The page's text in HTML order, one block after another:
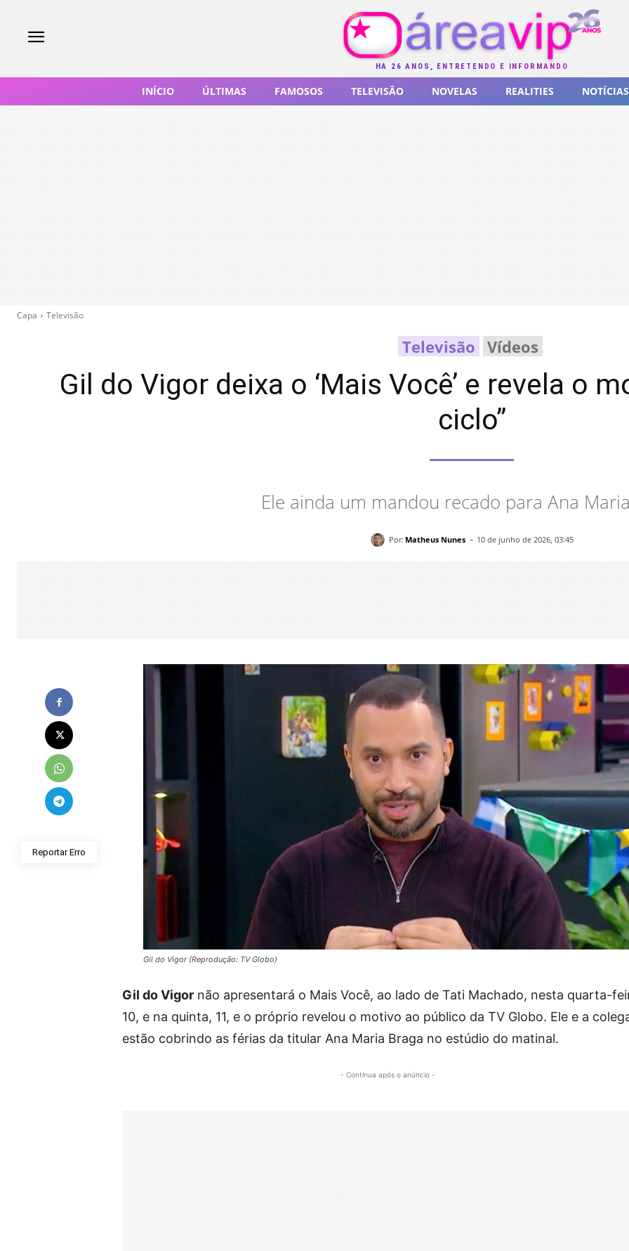
HÁ 26 ANOS, ENTRETENDO E INFORMANDO
INÍCIO ÚLTIMAS FAMOSOS TELEVISÃO NOVELAS REALITIES NOTÍCIAS
Capa Televisão
Televisão Vídeos
Gil do Vigor deixa o ‘Mais Você’ e revela o
ciclo”
Ele ainda um mandou recado para Ana
Por: Matheus Nunes - 10 de junho de 2026, 03:45
Reportar Erro
Gil do Vigor (Reprodução: TV Globo)
Gil do Vigor não apresentará o Mais Você, ao lado de Tati Machado, nesta quarta-
10, e na quinta, 11, e o próprio revelou o motivo ao público da TV Globo. Ele e a
estão cobrindo as férias da titular Ana Maria Braga no estúdio do matinal.
- Continua após o anúncio -